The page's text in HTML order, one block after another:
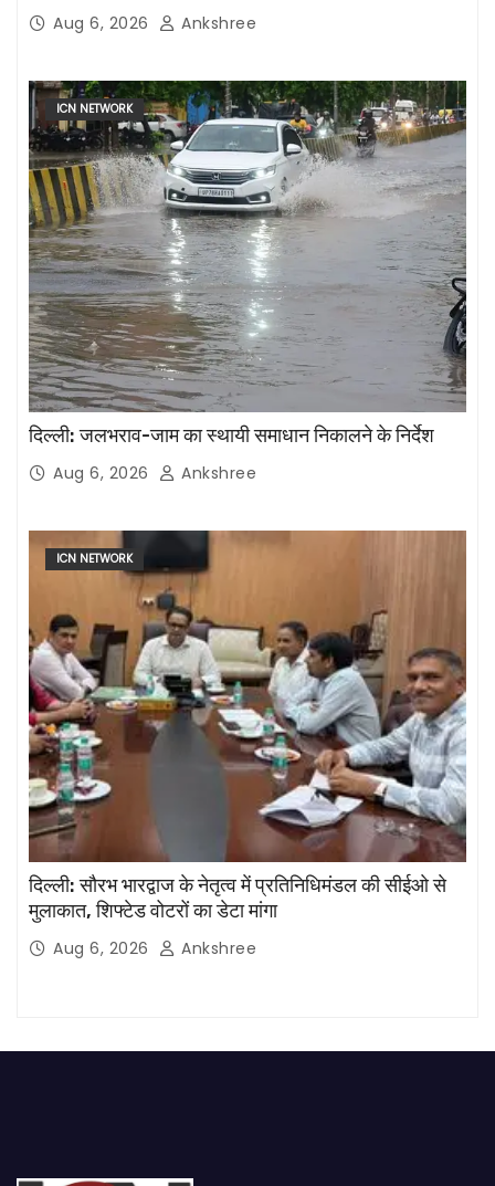
Aug 6, 2026 Ankshree
ICN NETWORK
दिल्ली: जलभराव-जाम का स्थायी समाधान निकालने के निर्देश
Aug 6, 2026 Ankshree
ICN NETWORK
दिल्ली: सौरभ भारद्वाज के नेतृत्व में प्रतिनिधिमंडल की सीईओ से
मुलाकात, शिफ्टेड वोटरों का डेटा मांगा
Aug 6, 2026 Ankshree